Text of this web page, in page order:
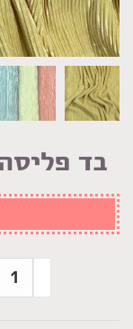
בד
כמות
של